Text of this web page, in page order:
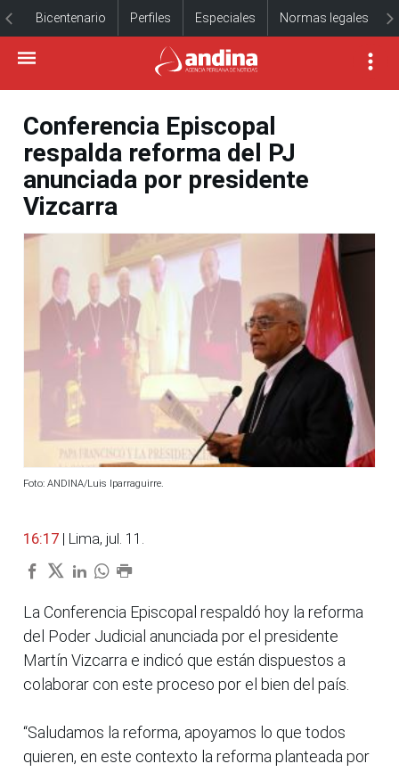
Bicentenario Perfiles Especiales Normas legales
Conferencia Episcopal
respalda reforma del PJ
anunciada por presidente
Vizcarra
Foto: ANDINA/Luis Iparraguirre.
16:17 | Lima, jul. 11.
La Conferencia Episcopal respaldó hoy la reforma
del Poder Judicial anunciada por el presidente
Martín Vizcarra e indicó que están dispuestos a
colaborar con este proceso por el bien del país.
“Saludamos la reforma, apoyamos lo que todos
quieren, en este contexto la reforma planteada por